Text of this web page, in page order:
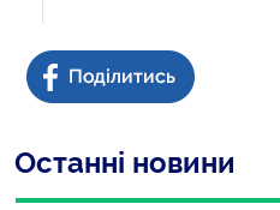
Останні новини